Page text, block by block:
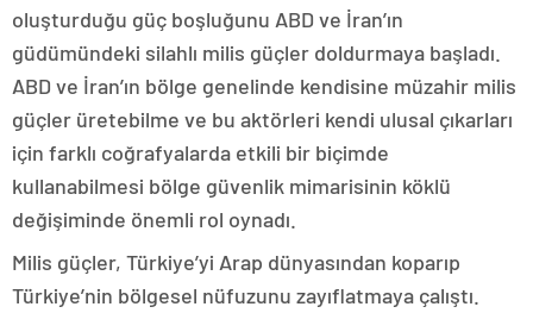
oluşturduğu güç boşluğunu ABD ve İran’ın
güdümündeki silahlı milis güçler doldurmaya başladı.
ABD ve İran’ın bölge genelinde kendisine müzahir milis
güçler üretebilme ve bu aktörleri kendi ulusal çıkarları
için farklı coğrafyalarda etkili bir biçimde
kullanabilmesi bölge güvenlik mimarisinin köklü
değişiminde önemli rol oynadı.
Milis güçler, Türkiye’yi Arap dünyasından koparıp
Türkiye’nin bölgesel nüfuzunu zayıflatmaya çalıştı.